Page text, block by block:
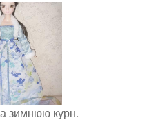
зимнюю курн.